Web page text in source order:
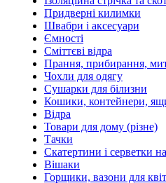
Придверні килимки
Швабри і аксесуари
Ємності
Сміттєві відра
Прання, прибирання,
Чохли для одягу
Сушарки для білизни
Кошики, контейнери,
Відра
Товари для дому (різне)
Тачки
Скатертини і серветки
Вішаки
Горщики, вазони для